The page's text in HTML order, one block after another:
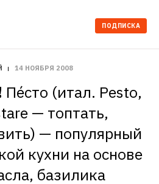
ПОДПИСКА
14 НОЯБРЯ 2008
Пе́сто (итал. Pesto,
— топтать,
— популярный
кухни на основе
базилика